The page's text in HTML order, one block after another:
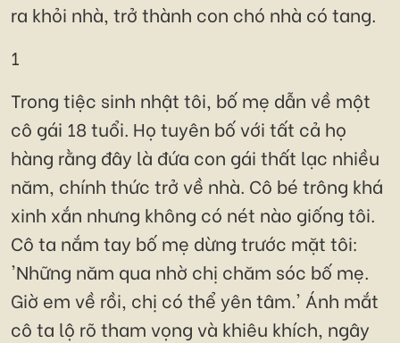
ra khỏi nhà, trở thành con chó nhà có tang.
1
Trong tiệc sinh nhật tôi, bố mẹ dẫn về một
cô gái 18 tuổi. Họ tuyên bố với tất cả họ
hàng rằng đây là đứa con gái thất lạc nhiều
năm, chính thức trở về nhà. Cô bé trông khá
xinh xắn nhưng không có nét nào giống tôi.
Cô ta nắm tay bố mẹ dừng trước mặt tôi:
'Những năm qua nhờ chị chăm sóc bố mẹ.
Giờ em về rồi, chị có thể yên tâm.' Ánh mắt
cô ta lộ rõ tham vọng và khiêu khích, ngây